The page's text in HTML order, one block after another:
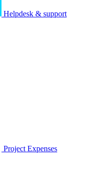
Helpdesk & support
Project Expenses